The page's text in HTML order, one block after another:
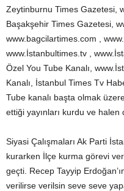
Zeytinburnu Times Gazetesi,
Başakşehir Times Gazetesi,
www.bagcilartimes.com ,
www.İstanbultimes.tv ,
Özel You Tube Kanalı,
Kanalı, İstanbul Times Tv
Tube kanalı başta olmak
ettiği yayınları kurdu ve halen
Siyasi Çalışmaları Ak Parti
kurarken İlçe kurma görevi
geçti. Recep Tayyip
verilirse verilsin seve seve